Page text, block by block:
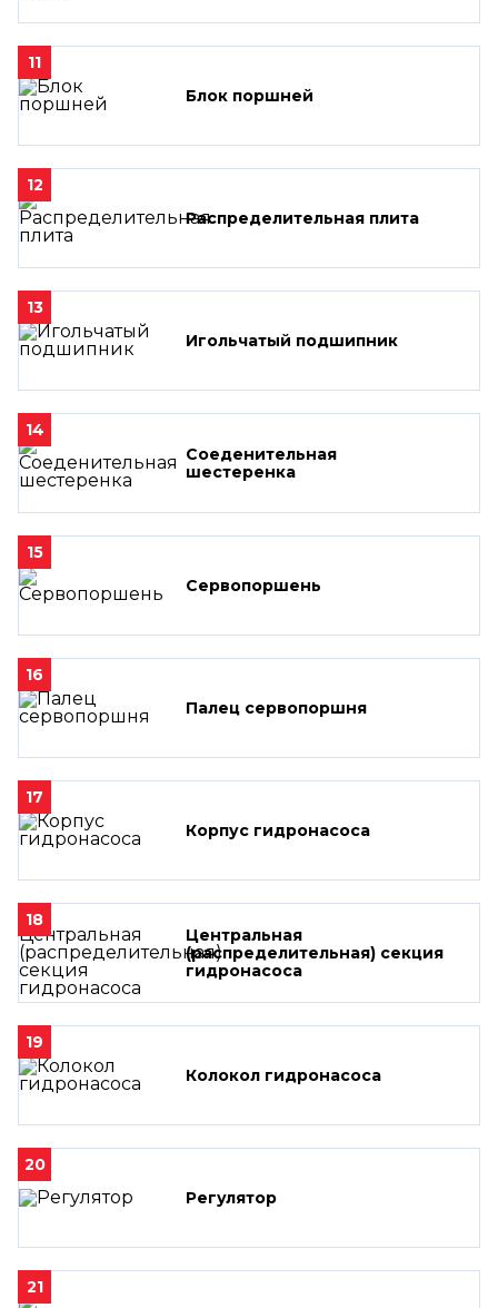
11
Блок поршней
12
Распределительная плита
13
Игольчатый подшипник
14
Соеденительная
шестеренка
15
Сервопоршень
16
Палец сервопоршня
17
Корпус гидронасоса
18
Центральная
(распределительная) секция
гидронасоса
19
Колокол гидронасоса
20
Регулятор
21